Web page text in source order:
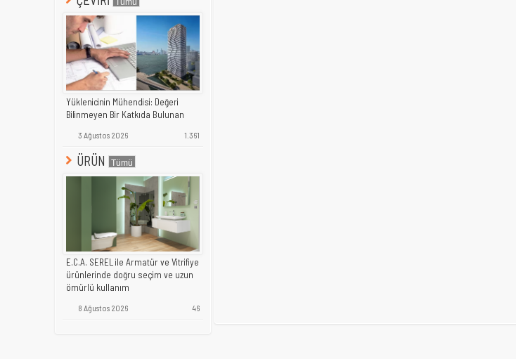
Yüklenicinin Mühendisi: Değeri
Bilinmeyen Bir Katkıda Bulunan
3 Ağustos 2026 1.361
ÜRÜN
E.C.A. SEREL ile Armatür ve Vitrifiye
ürünlerinde doğru seçim ve uzun
ömürlü kullanım
8 Ağustos 2026 46